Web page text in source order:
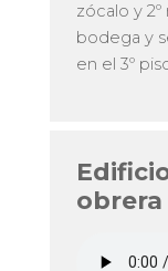
zócalo y
bodega y
en el 3º
obrera